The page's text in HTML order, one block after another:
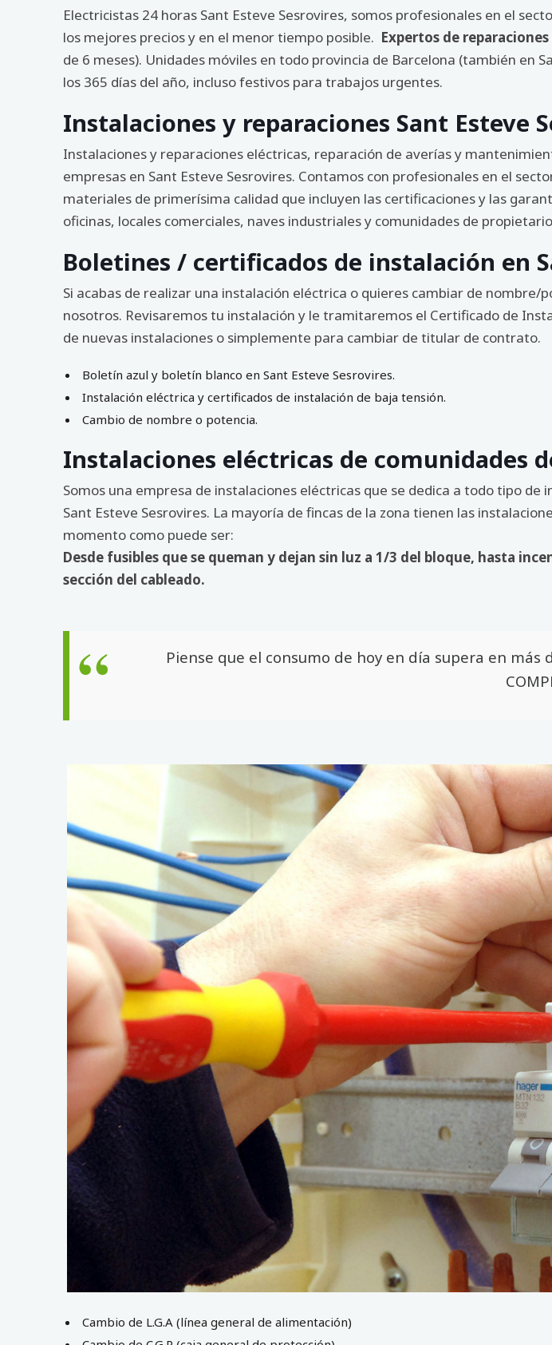
Electricistas 24 horas Sant Esteve Sesrovires, somos profesionales en el
los mejores precios y en el menor tiempo posible. Expertos de
de 6 meses). Unidades móviles en todo provincia de Barcelona (también en
los 365 días del año, incluso festivos para trabajos urgentes.
Instalaciones y reparaciones Sant Esteve
Instalaciones y reparaciones eléctricas, reparación de averías y
empresas en Sant Esteve Sesrovires. Contamos con profesionales en el
materiales de primerísima calidad que incluyen las certificaciones y las
oficinas, locales comerciales, naves industriales y comunidades de
Boletines / certificados de instalación en
Si acabas de realizar una instalación eléctrica o quieres cambiar de
nosotros. Revisaremos tu instalación y le tramitaremos el Certificado de
de nuevas instalaciones o simplemente para cambiar de titular de contrato.
Boletín azul y boletín blanco en Sant Esteve Sesrovires.
Instalación eléctrica y certificados de instalación de baja tensión.
Cambio de nombre o potencia.
Instalaciones eléctricas de comunidades
Somos una empresa de instalaciones eléctricas que se dedica a todo tipo
Sant Esteve Sesrovires. La mayoría de fincas de la zona tienen las
momento como puede ser:
Desde fusibles que se queman y dejan sin luz a 1/3 del bloque, hasta
sección del cableado.
Piense que el consumo de hoy en día supera en más
Cambio de L.G.A (línea general de alimentación)